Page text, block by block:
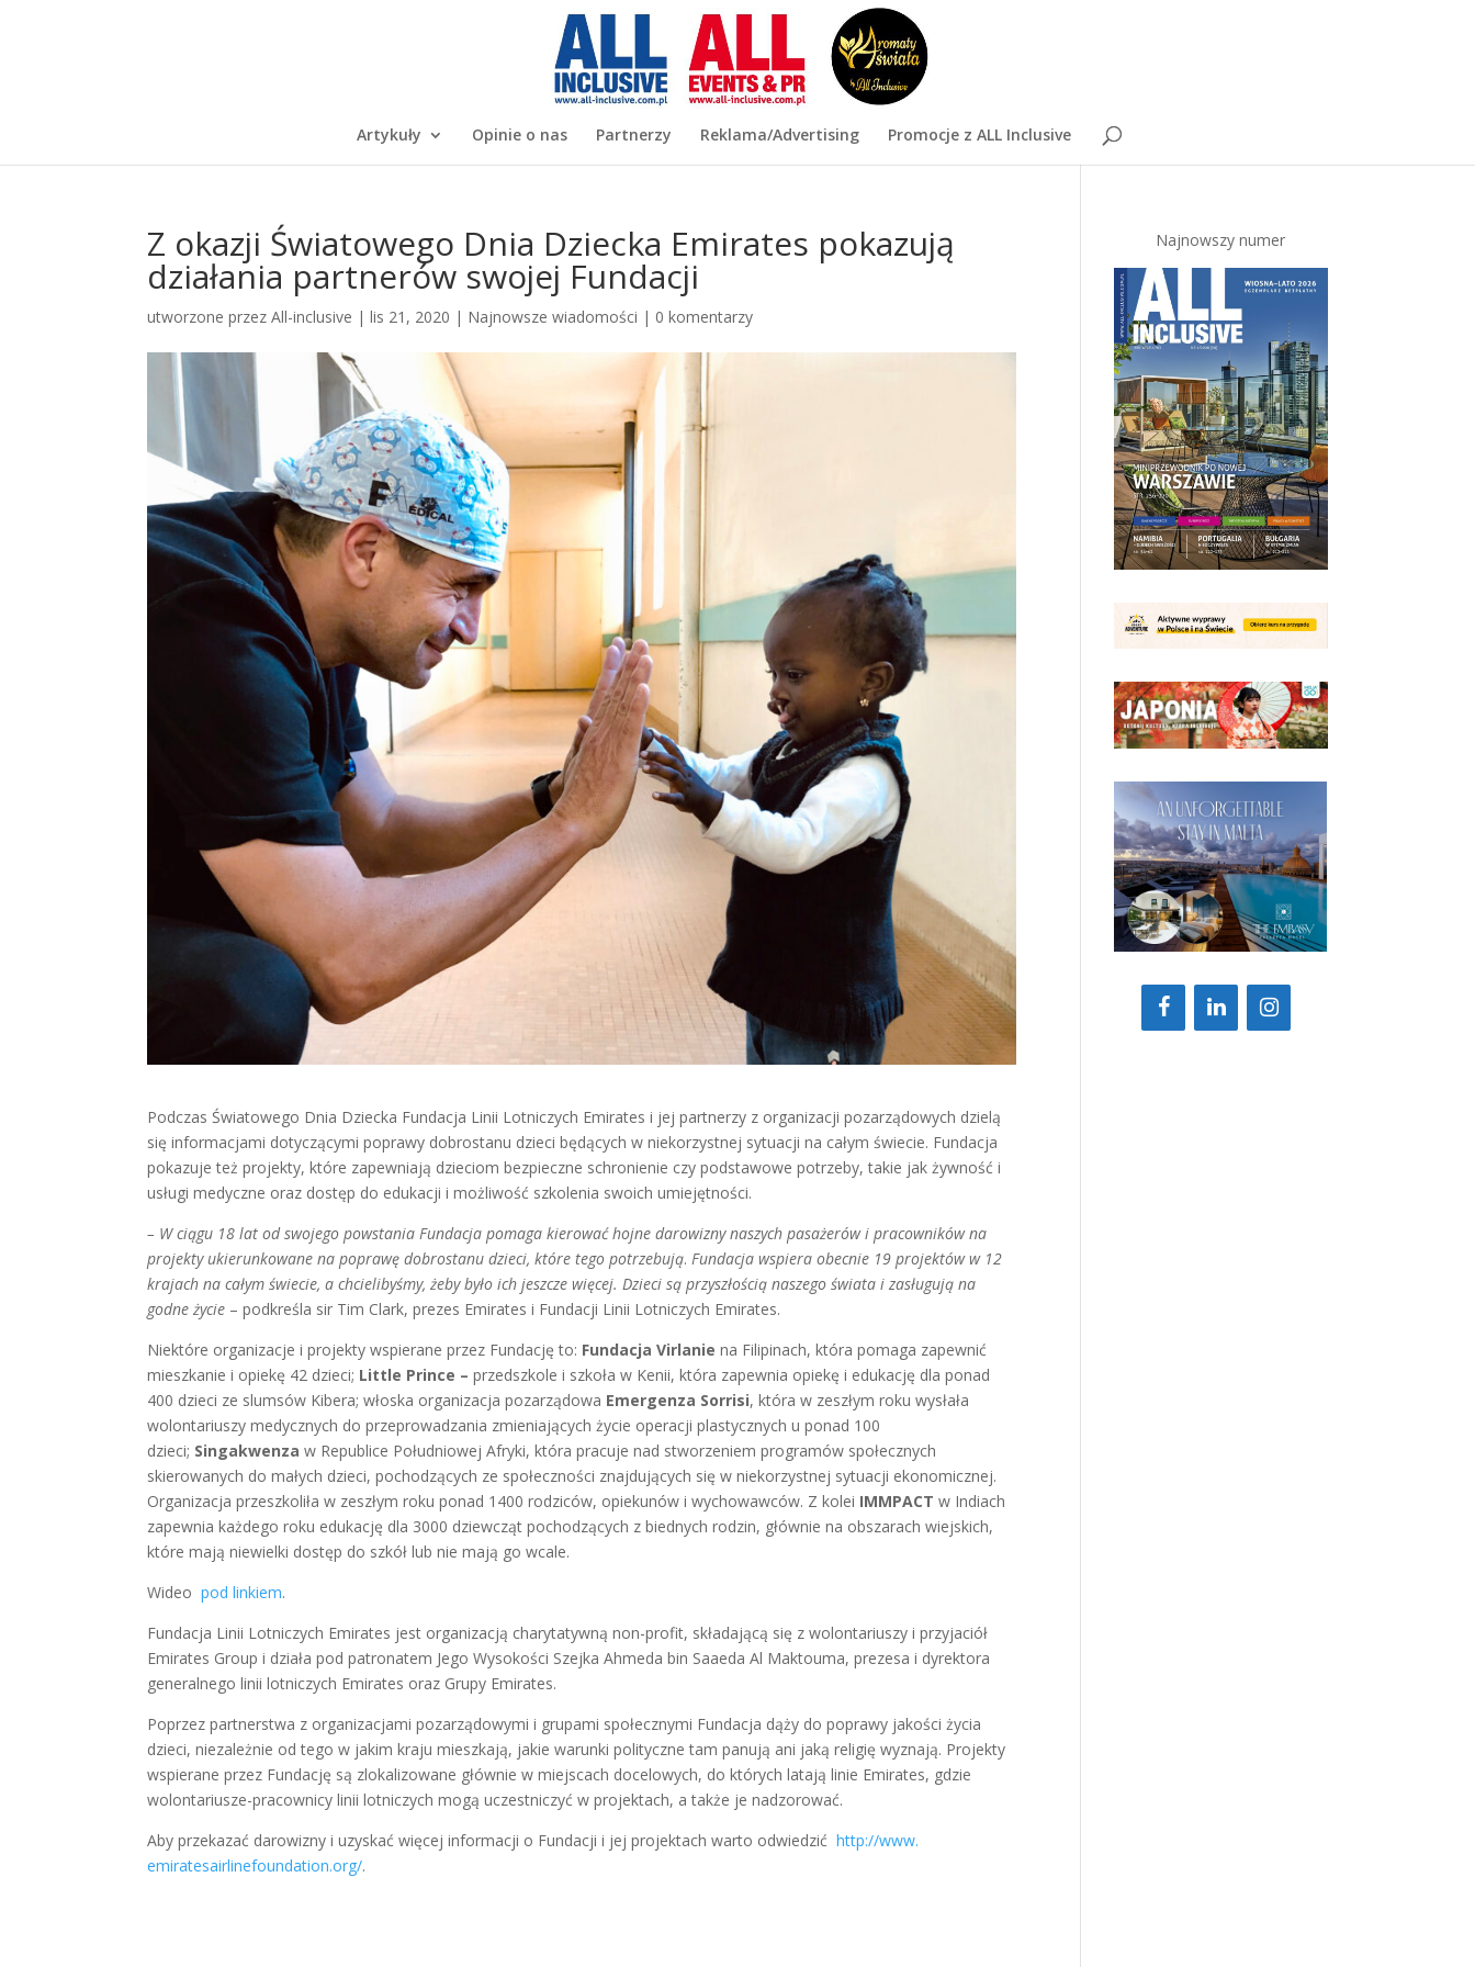
Artykuły Opinie o nas Partnerzy Reklama/Advertising Promocje z ALL Inclusive
Z okazji Światowego Dnia Dziecka Emirates pokazują
działania partnerów swojej Fundacji
utworzone przezAll-inclusive |lis 21, 2020 | Najnowsze wiadomości | 0 komentarzy
Podczas Światowego Dnia Dziecka Fundacja Linii Lotniczych Emirates i jej partnerzy z organizacji pozarządowych dzielą
się informacjami dotyczącymi poprawy dobrostanu dzieci będących w niekorzystnej sytuacji na całym świecie. Fundacja
pokazuje też projekty, które zapewniają dzieciom bezpieczne schronienie czy podstawowe potrzeby, takie jak żywność i
usługi medyczne oraz dostęp do edukacji i możliwość szkolenia swoich umiejętności.
– W ciągu 18 lat od swojego powstania Fundacja pomaga kierować hojne darowizny naszych pasażerów i pracowników na
projekty ukierunkowane na poprawę dobrostanu dzieci, które tego potrzebują. Fundacja wspiera obecnie 19 projektów w 12
krajach na całym świecie, a chcielibyśmy, żeby było ich jeszcze więcej. Dzieci są przyszłością naszego świata i zasługują na
godne życie – podkreśla sir Tim Clark, prezes Emirates i Fundacji Linii Lotniczych Emirates.
Niektóre organizacje i projekty wspierane przez Fundację to: Fundacja Virlanie na Filipinach, która pomaga zapewnić
mieszkanie i opiekę 42 dzieci; Little Prince –przedszkole i szkoła w Kenii, która zapewnia opiekę i edukację dla ponad
400 dzieci ze slumsów Kibera; włoska organizacja pozarządowa Emergenza Sorrisi, która w zeszłym roku wysłała
wolontariuszy medycznych do przeprowadzania zmieniających życie operacji plastycznych u ponad 100
dzieci; Singakwenza w Republice Południowej Afryki, która pracuje nad stworzeniem programów społecznych
skierowanych do małych dzieci, pochodzących ze społeczności znajdujących się w niekorzystnej sytuacji ekonomicznej.
Organizacja przeszkoliła w zeszłym roku ponad 1400 rodziców, opiekunów i wychowawców. Z kolei IMMPACT w Indiach
zapewnia każdego roku edukację dla 3000 dziewcząt pochodzących zbiednych rodzin, głównie na obszarach wiejskich,
które mają niewielki dostęp do szkół lub nie mają go wcale.
Wideo pod linkiem.
Fundacja Linii Lotniczych Emirates jest organizacją charytatywną non-profit, składającą się z wolontariuszy i przyjaciół
Emirates Group i działa pod patronatem Jego Wysokości Szejka Ahmeda bin Saaeda Al Maktouma, prezesa i dyrektora
generalnego linii lotniczych Emirates oraz Grupy Emirates.
Poprzez partnerstwa z organizacjami pozarządowymi i grupami społecznymi Fundacja dąży do poprawy jakości życia
dzieci, niezależnie od tego w jakim kraju mieszkają, jakie warunki polityczne tam panują ani jaką religię wyznają. Projekty
wspierane przez Fundację są zlokalizowane głównie w miejscach docelowych, do których latają linie Emirates, gdzie
wolontariusze-pracownicy linii lotniczych mogą uczestniczyć w projektach, a także je nadzorować.
Aby przekazać darowizny i uzyskać więcej informacji o Fundacji i jej projektach warto odwiedzić http://www.
emiratesairlinefoundation.org/.
Najnowszy numer